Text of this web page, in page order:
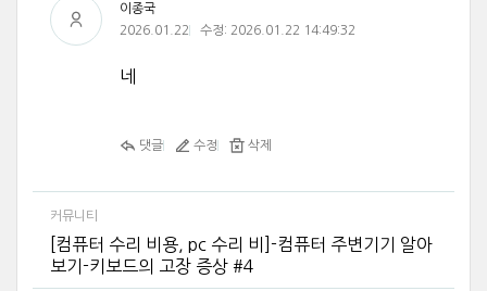
이종국
2026.01.22
수정: 2026.01.22 14:49:32
네
댓글 수정 삭제
커뮤니티
[컴퓨터 수리 비용, pc 수리 비]-컴퓨터 주변기기 알아
보기-키보드의 고장 증상 #4